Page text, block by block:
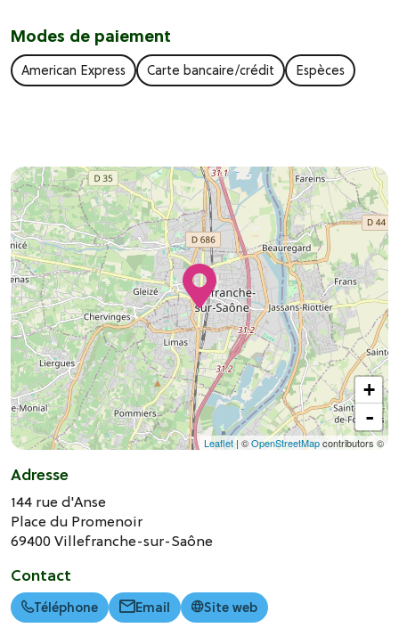
Modes de paiement
American Express Carte bancaire/crédit Espèces
+
-
Leaflet | ©OpenStreetMapcontributors ©
Adresse
144 rue d'Anse
Place du Promenoir
69400Villefranche-sur-Saône
Contact
Téléphone Email Site web